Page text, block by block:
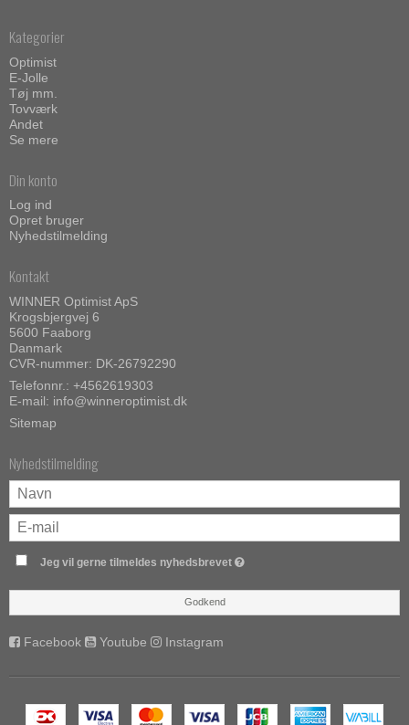
Kategorier
Optimist
E-Jolle
Tøj mm.
Tovværk
Andet
Se mere
Din konto
Log ind
Opret bruger
Nyhedstilmelding
Kontakt
WINNER Optimist ApS
Krogsbjergvej 6
5600 Faaborg
Danmark
CVR-nummer: DK-26792290
Telefonnr.: +4562619303
E-mail: info@winneroptimist.dk
Sitemap
Nyhedstilmelding
Jeg vil gerne tilmeldes nyhedsbrevet
Godkend
Facebook Youtube Instagram